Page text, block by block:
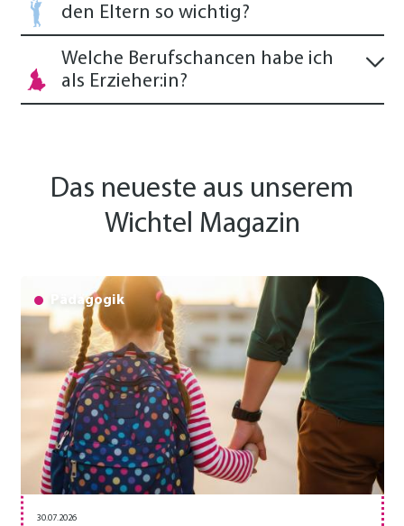
den Eltern so wichtig?
Welche Berufschancen habe ich
als Erzieher:in?
Das neueste aus unserem
Wichtel Magazin
Pädagogik
30.07.2026